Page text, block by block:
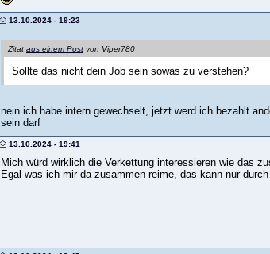
13.10.2024 - 19:23
Zitat aus einem Post von Viper780
Sollte das nicht dein Job sein sowas zu verstehen?
nein ich habe intern gewechselt, jetzt werd ich bezahlt
sein darf
13.10.2024 - 19:41
Mich würd wirklich die Verkettung interessieren wie das
Egal was ich mir da zusammen reime, das kann nur